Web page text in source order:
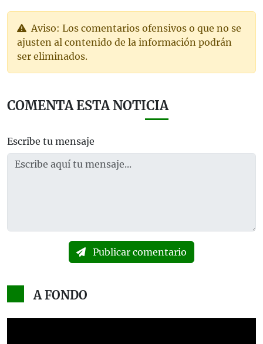
Aviso: Los comentarios ofensivos o que no se
ajusten al contenido de la información podrán
ser eliminados.
COMENTA ESTA NOTICIA
Escribe tu mensaje
Publicar comentario
A FONDO